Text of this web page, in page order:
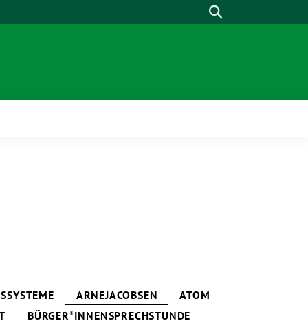
Suche
ARNEJACOBSEN
ATOM
BÜRGER*INNENSPRECHSTUNDE